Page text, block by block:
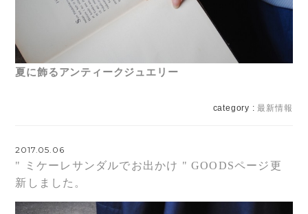
夏に飾るアンティークジュエリー
category :最新情報
2017.05.06
" ミケーレサンダルでお出かけ " GOODSページ更
新しました。